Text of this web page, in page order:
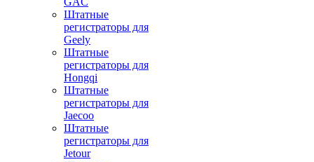
Штатные
регистраторы для
Geely
Штатные
регистраторы для
Hongqi
Штатные
регистраторы для
Jaecoo
Штатные
регистраторы для
Jetour